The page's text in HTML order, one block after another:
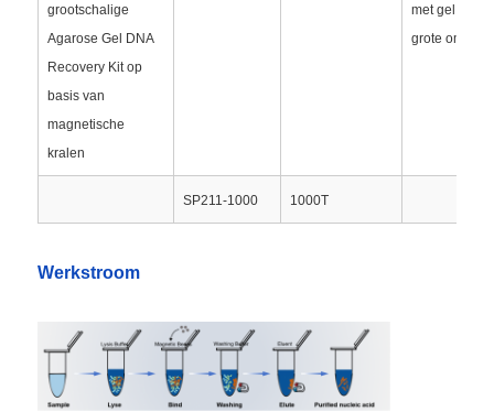
Kwaliteitscontrole
Neem contact met ons op
Vraag een offerte aan
magnetische kralen nucleïnezuur extractie
DNA / RNA extractie kits
grootschalige
Agarose Gel DNA
Recovery Kit op
basis van
magnetische
kralen
met gel van
grote omvang
SP211-1000 1000T
Werkstroom